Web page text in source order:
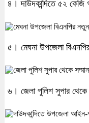
৪। দাউদকান্দিতে ৫২
৫। মেঘনা উপজেলা
৬। জেলা পুলিশ সুপার থেকে